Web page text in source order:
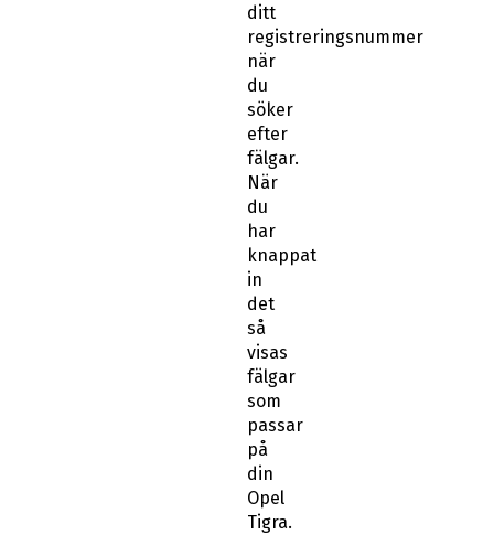
ditt
registreringsnummer
när
du
söker
efter
fälgar.
När
du
har
knappat
in
det
så
visas
fälgar
som
passar
på
din
Opel
Tigra.